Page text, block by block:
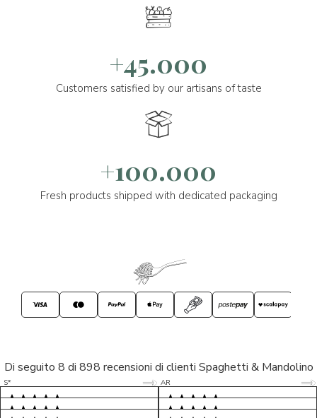
+45.000
Customers satisfied by our artisans of taste
+100.000
Fresh products shipped with dedicated packaging
Di seguito 8 di 898 recensioni di clienti Spaghetti & Mandolino
S* 5/5
LP 5/5
M* 5/5
AR 5/5
D* 5/5
S* 5/5